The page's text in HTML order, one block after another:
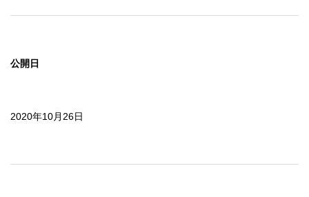
公開日
2020年10月26日